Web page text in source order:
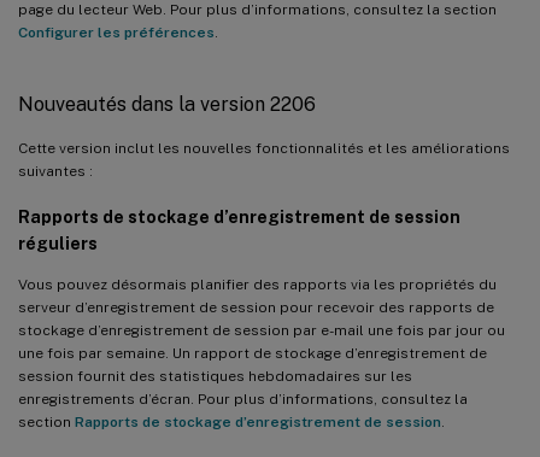
page du lecteur Web. Pour plus d’informations, consultez la section
Configurer les préférences.
Nouveautés dans la version 2206
Cette version inclut les nouvelles fonctionnalités et les améliorations
suivantes :
Rapports de stockage d’enregistrement de session
réguliers
Vous pouvez désormais planifier des rapports via les propriétés du
serveur d’enregistrement de session pour recevoir des rapports de
stockage d’enregistrement de session par e-mail une fois par jour ou
une fois par semaine. Un rapport de stockage d’enregistrement de
session fournit des statistiques hebdomadaires sur les
enregistrements d’écran. Pour plus d’informations, consultez la
section Rapports de stockage d’enregistrement de session.